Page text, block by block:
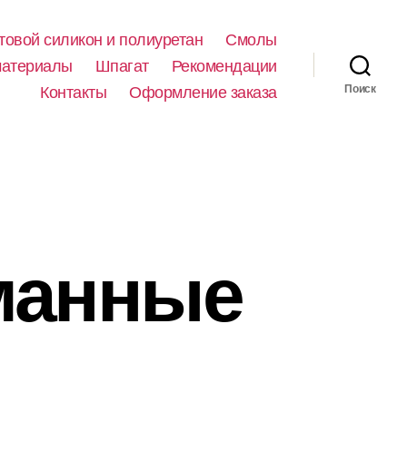
силикон и полиуретан
Смолы
Шпагат
Рекомендации
Контакты
Оформление заказа Поиск